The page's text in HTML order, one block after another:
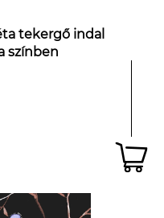
tekergő indal
színben